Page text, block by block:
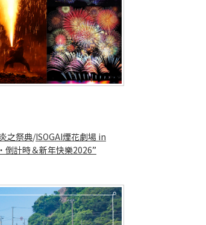
之祭典/ISOGAI煙花劇場 in
倒計時＆新年快樂2026”